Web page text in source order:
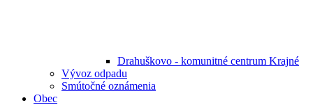
Drahuškovo - komunitné centrum Krajné
Vývoz odpadu
Smútočné oznámenia
Obec